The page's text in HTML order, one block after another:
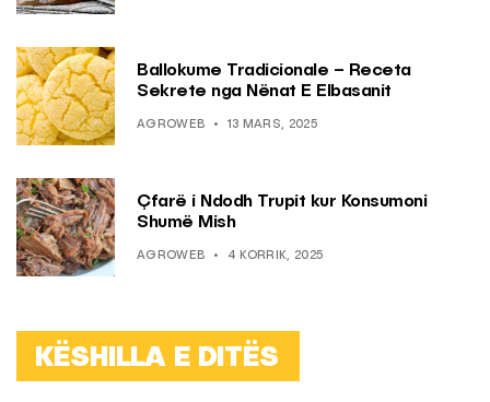
Ballokume Tradicionale – Receta
Sekrete nga Nënat E Elbasanit
AGROWEB 13 MARS, 2025
Çfarë i Ndodh Trupit kur Konsumoni
Shumë Mish
AGROWEB 4 KORRIK, 2025
KËSHILLA E DITËS